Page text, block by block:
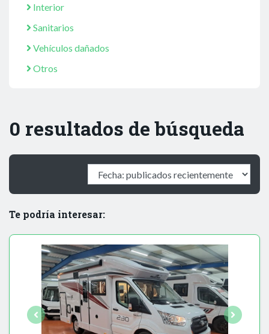
Interior
Sanitarios
Vehículos dañados
Otros
0 resultados de búsqueda
Te podría interesar: